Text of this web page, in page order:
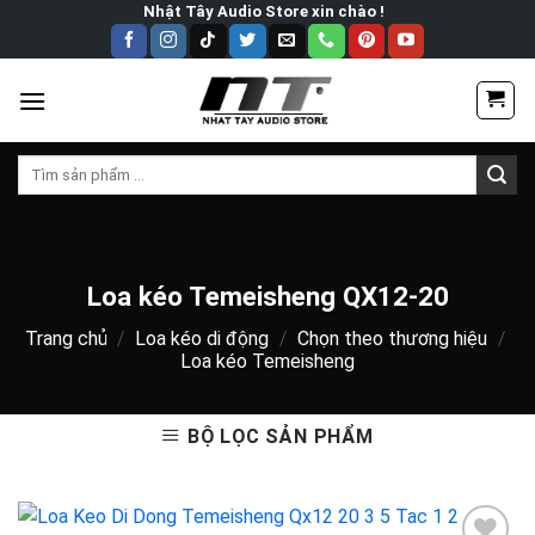
Nhật Tây Audio Store xin chào !
Tìm
Loa kéo Temeisheng QX12-20
Trang chủ / Loa kéo di động / Chọn theo thương hiệu /
Loa kéo Temeisheng
BỘ LỌC SẢN PHẨM